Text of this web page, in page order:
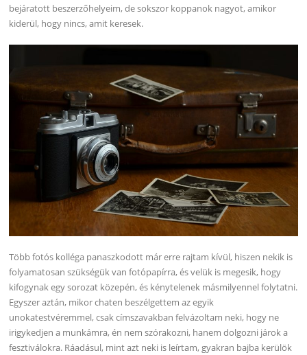
bejáratott beszerzőhelyeim, de sokszor koppanok nagyot, amikor
kiderül, hogy nincs, amit keresek.
Több fotós kolléga panaszkodott már erre rajtam kívül, hiszen nekik is
folyamatosan szükségük van fotópapírra, és velük is megesik, hogy
kifogynak egy sorozat közepén, és kénytelenek másmilyennel folytatni.
Egyszer aztán, mikor chaten beszélgettem az egyik
unokatestvéremmel, csak címszavakban felvázoltam neki, hogy ne
irigykedjen a munkámra, én nem szórakozni, hanem dolgozni járok a
fesztiválokra. Ráadásul, mint azt neki is leírtam, gyakran bajba kerülök